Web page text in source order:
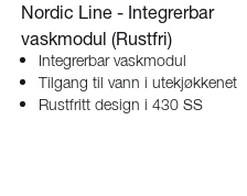
Nordic Line - Integrerbar
vaskmodul (Rustfri)
Integrerbar vaskmodul
Tilgang til vann i utekjøkkenet
Rustfritt design i 430 SS